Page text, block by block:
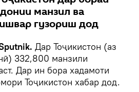
манзил ва
гузориш дод
Дар Тоҷикистон (аз
332,800 манзили
Дар ин бора хадамоти
Тоҷикистон хабар дод.